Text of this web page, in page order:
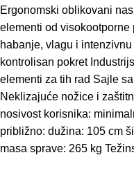
Ergonomski oblikovani
elementi od
habanje, vlagu i
kontrolisan pokret
elementi za tih rad Sajle
Neklizajuće nožice i
nosivost korisnika:
približno: dužina: 105 cm
masa sprave: 265 kg